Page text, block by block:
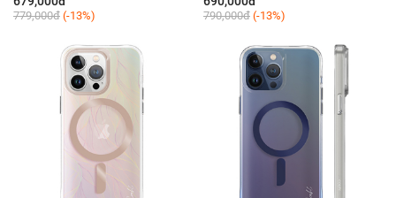
779,000đ (-13%) ROSE GOLD
790,000đ (-13%)